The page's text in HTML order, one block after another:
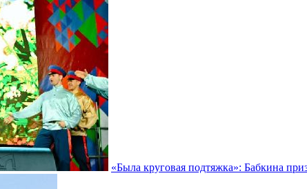
«Была круговая подтяжка»: Бабкина